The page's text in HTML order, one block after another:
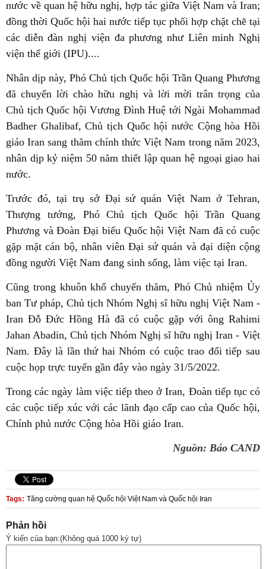
nước về quan hệ hữu nghị, hợp tác giữa Việt Nam và Iran;
đồng thời Quốc hội hai nước tiếp tục phối hợp chặt chẽ tại
các diễn đàn nghị viện đa phương như Liên minh Nghị
viện thế giới (IPU)....
Nhân dịp này, Phó Chủ tịch Quốc hội Trần Quang Phương
đã chuyển lời chào hữu nghị và lời mời trân trọng của
Chủ tịch Quốc hội Vương Đình Huệ tới Ngài Mohammad
Badher Ghalibaf, Chủ tịch Quốc hội nước Cộng hòa Hồi
giáo Iran sang thăm chính thức Việt Nam trong năm 2023,
nhân dịp kỷ niệm 50 năm thiết lập quan hệ ngoại giao hai
nước.
Trước đó, tại trụ sở Đại sứ quán Việt Nam ở Tehran,
Thượng tướng, Phó Chủ tịch Quốc hội Trần Quang
Phương và Đoàn Đại biểu Quốc hội Việt Nam đã có cuộc
gặp mặt cán bộ, nhân viên Đại sứ quán và đại diện cộng
đồng người Việt Nam đang sinh sống, làm việc tại Iran.
Cũng trong khuôn khổ chuyến thăm, Phó Chủ nhiệm Ủy
ban Tư pháp, Chủ tịch Nhóm Nghị sĩ hữu nghị Việt Nam -
Iran Đỗ Đức Hồng Hà đã có cuộc gặp với ông Rahimi
Jahan Abadin, Chủ tịch Nhóm Nghị sĩ hữu nghị Iran - Việt
Nam. Đây là lần thứ hai Nhóm có cuộc trao đổi tiếp sau
cuộc họp trực tuyến gần đây vào ngày 31/5/2022.
Trong các ngày làm việc tiếp theo ở Iran, Đoàn tiếp tục có
các cuộc tiếp xúc với các lãnh đạo cấp cao của Quốc hội,
Chính phủ nước Cộng hòa Hồi giáo Iran.
Nguồn: Báo CAND
Tags: Tăng cường quan hệ Quốc hội Việt Nam và Quốc hội Iran
Phản hồi
Ý kiến của bạn:(Không quá 1000 ký tự)